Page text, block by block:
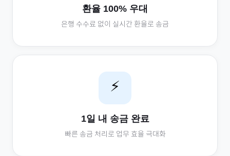
환율 100% 우대
은행 수수료 없이 실시간 환율로 송금
⚡
1일 내 송금 완료
빠른 송금 처리로 업무 효율 극대화